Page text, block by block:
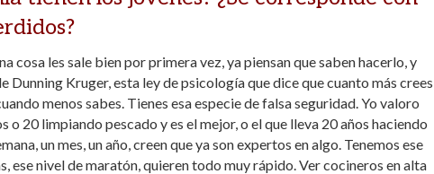
cosa les sale bien por primera vez, ya piensan que saben hacerlo, y
Dunning Kruger, esta ley de psicología que dice que cuanto más crees
menos sabes. Tienes esa especie de falsa seguridad. Yo valoro
o 20 limpiando pescado y es el mejor, o el que lleva 20 años haciendo
un mes, un año, creen que ya son expertos en algo. Tenemos ese
ese nivel de maratón, quieren todo muy rápido. Ver cocineros en alta